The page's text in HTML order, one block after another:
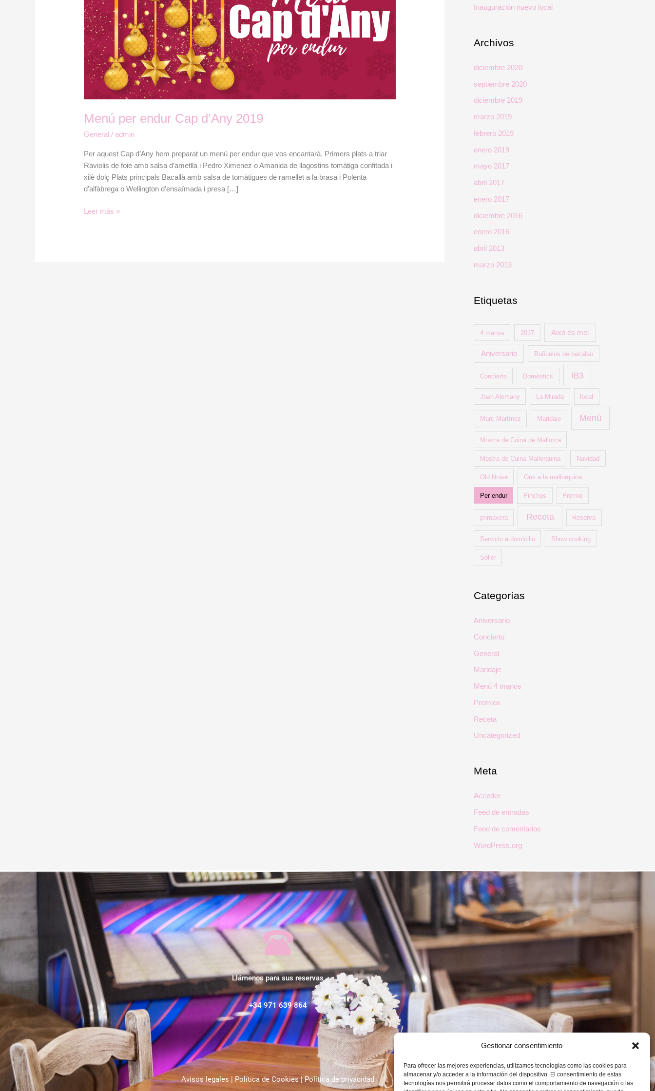
Gestionar consentimiento
Para ofrecer las mejores experiencias, utilizamos tecnologías como las cookies para
almacenar y/o acceder a la información del dispositivo. El consentimiento de estas
tecnologías nos permitirá procesar datos como el comportamiento de navegación o las
Menú per endur Cap d’Any 2019
General /admin
Per aquest Cap d’Any hem preparat un menú per endur que vos encantarà. Primers plats a triar
Raviolis de foie amb salsa d’ametlla i Pedro Ximenez o Amanida de llagostins tomàtiga confitada i
xilè dolç Plats principals Bacallà amb salsa de tomàtigues de ramellet a la brasa i Polenta
d’alfàbrega o Wellington d’ensaïmada i presa […]
d’Any
2019
Leer más »
:Inauguración nuevo local
Archivos
diciembre 2020
septiembre 2020
diciembre 2019
marzo 2019
febrero 2019
enero 2019
mayo 2017
abril 2017
enero 2017
diciembre 2016
enero 2016
abril 2013
marzo 2013
Etiquetas
4 manos 2017 Això és mel
Aniversario Buñuelos de bacalao
Concierto Domèstics IB3
Joan Alemany La Mirada local
Marc Martínez Maridaje Menú
Mostra de Cuina de Mallorca
Mostra de Cuina Mallorquina Navidad
Old Noise Ous a la mallorquina
Per endur Pinchos Premio
primavera Receta Reserva
Servicio a domicilio Show cooking
Sóller
Categorías
Aniversario
Concierto
General
Maridaje
Menú 4 manos
Premios
Receta
Uncategorized
Meta
Acceder
Feed de entradas
Feed de comentarios
WordPress.org
Llámenos para sus reservas
+34 971 639 864
Avisos legales | Política de Cookies|Política de privacidad